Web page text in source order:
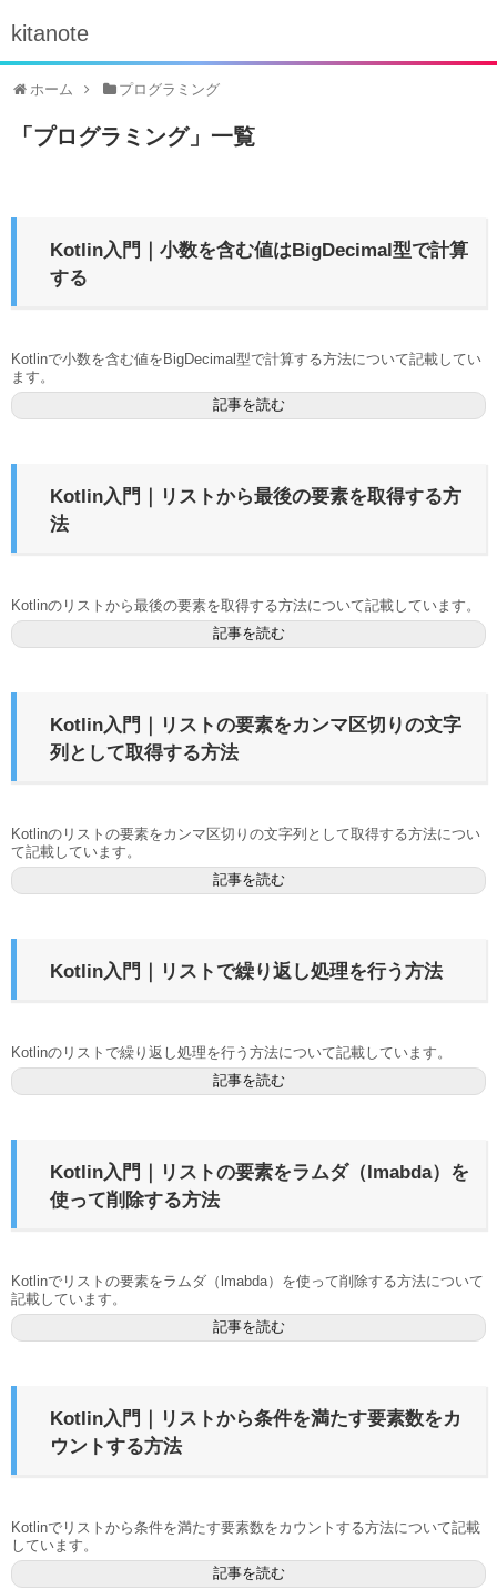
kitanote
ホーム プログラミング
「 プログラミング」 一覧
Kotlin入門｜小数を含む値はBigDecimal型で計算
する
Kotlinで小数を含む値をBigDecimal型で計算する方法について記載してい
ます。
記事を読む
Kotlin入門｜リストから最後の要素を取得する方
法
Kotlinのリストから最後の要素を取得する方法について記載しています。
記事を読む
Kotlin入門｜リストの要素をカンマ区切りの文字
列として取得する方法
Kotlinのリストの要素をカンマ区切りの文字列として取得する方法につい
て記載しています。
記事を読む
Kotlin入門｜リストで繰り返し処理を行う方法
Kotlinのリストで繰り返し処理を行う方法について記載しています。
記事を読む
Kotlin入門｜リストの要素をラムダ（lmabda）を
使って削除する方法
Kotlinでリストの要素をラムダ（lmabda）を使って削除する方法について
記載しています。
記事を読む
Kotlin入門｜リストから条件を満たす要素数をカ
ウントする方法
Kotlinでリストから条件を満たす要素数をカウントする方法について記載
しています。
記事を読む